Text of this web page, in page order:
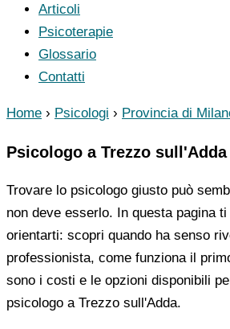
Articoli
Psicoterapie
Glossario
Contatti
Home › Psicologi › Provincia di
Psicologo a Trezzo sull'Adda
Trovare lo psicologo giusto può
non deve esserlo. In questa pagina
orientarti: scopri quando ha senso
professionista, come funziona il
sono i costi e le opzioni disponibili
psicologo a Trezzo sull'Adda.